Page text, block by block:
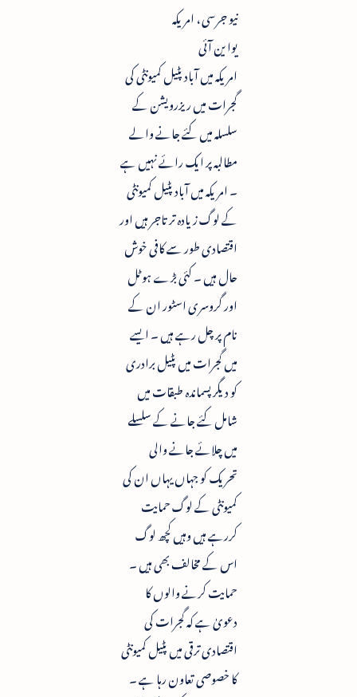
نیو جرسی ، امریکہ
یوا ین آئی
امریکہ میں آباد پٹیل کمیونٹی کی
گجرات میں ریزرویشن کے
سلسلہ میں کئے جانے والے
مطالبہ پر ایک رائے نہیں ہے
۔ امریکہ میں آباد پٹیل کمیونٹی
کے لوگ زیادہ تر تاجر ہیں اور
اقتصادی طور سے کافی خوش
حال ہیں ۔ کئی بڑے ہوٹل
اور گروسری اسٹور ان کے
نام پر چل رہے ہیں ۔ ایسے
میں گجرات میں پٹیل برادری
کو دیگر پسماندہ طبقات میں
شامل کئے جانے کے سلسلے
میں چلائے جانے والی
تحریک کو جہاں یہاں ان کی
کمیونٹی کے لوگ حمایت
کررہے ہیں وہیں کچھ لوگ
اس کے مخالف بھی ہیں ۔
حمایت کرنے والوں کا
دعویٰ ہے کہ گجرات کی
اقتصادی ترقی میں پٹیل کمیونٹی
کا خصوصی تعاون رہا ہے ۔